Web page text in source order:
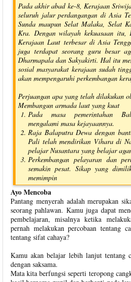
Pada akhir abad ke-8, Kerajaan
seluruh jalur perdangangan di Asia
Sunda maupun Selat Malaka, Selat
Kra. Dengan wilayah kekuasaan itu,
Kerajaan Laut terbesar di Asia
juga terdapat seorang guru besar
Dharmapala dan Sakyakirti. Hal itu
sosial masyarakat kerajaan sudah
akan mempengaruhi perkembangan
Perjuangan apa yang telah dilakukan
Membangun armada laut yang kuat
Pada masa pemerintahan
mengalami masa kejayaannya.
Raja Balaputra Dewa dengan
Pali telah mendirikan Vihara di
pelajar Nusantara yang belajar
Perkembangan pelayaran dan
semakin pesat. Sikap yang
memimpin
Ayo Mencoba
Pantang menyerah adalah merupakan
seorang pahlawan. Kamu juga dapat
pembelajaran, misalnya ketika
pernah melakukan percobaan tentang
tentang sifat cahaya?
Kamu akan belajar lebih lanjut tentang
dengan saksama.
Mata kita berfungsi seperti teropong